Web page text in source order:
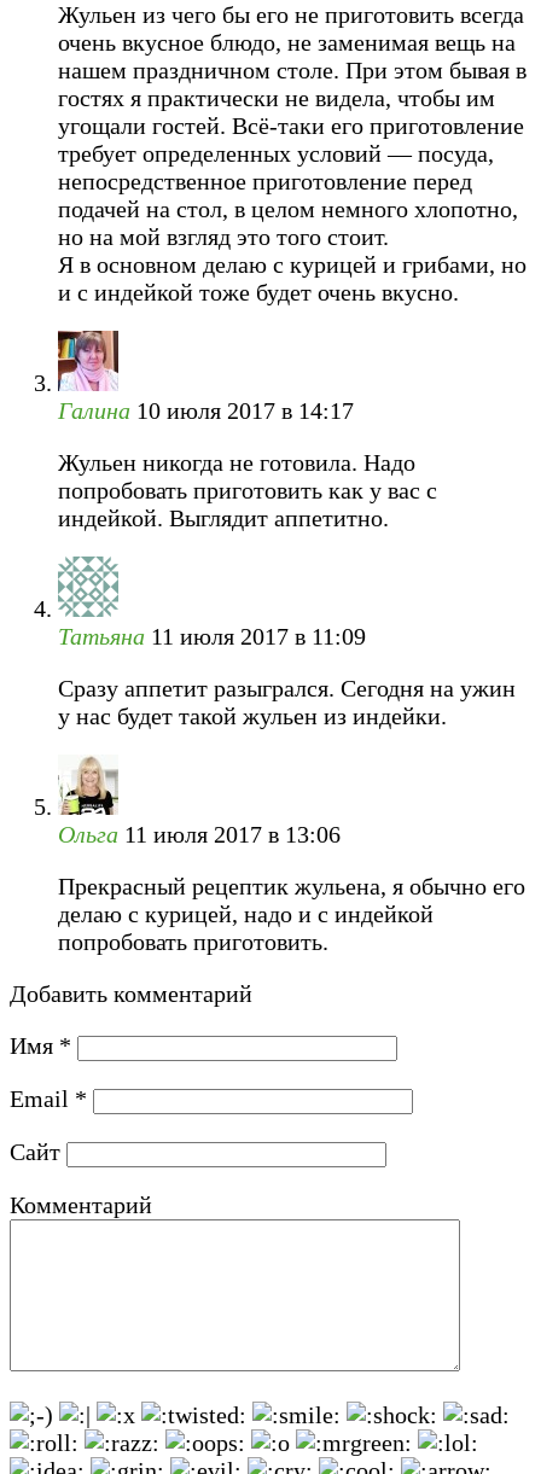
Жульен из чего бы его не приготовить всегда
очень вкусное блюдо, не заменимая вещь на
нашем праздничном столе. При этом бывая в
гостях я практически не видела, чтобы им
угощали гостей. Всё-таки его приготовление
требует определенных условий — посуда,
непосредственное приготовление перед
подачей на стол, в целом немного хлопотно,
но на мой взгляд это того стоит.
Я в основном делаю с курицей и грибами, но
и с индейкой тоже будет очень вкусно.
Галина 10 июля 2017 в 14:17
Жульен никогда не готовила. Надо
попробовать приготовить как у вас с
индейкой. Выглядит аппетитно.
Татьяна 11 июля 2017 в 11:09
Сразу аппетит разыгрался. Сегодня на ужин
у нас будет такой жульен из индейки.
Ольга 11 июля 2017 в 13:06
Прекрасный рецептик жульена, я обычно его
делаю с курицей, надо и с индейкой
попробовать приготовить.
Добавить комментарий
Имя *
Email *
Сайт
Комментарий